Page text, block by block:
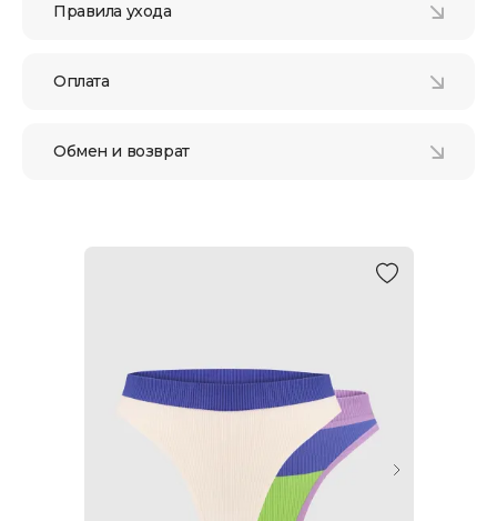
Правила ухода
Оплата
Обмен и возврат